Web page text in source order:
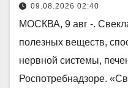
09.08.2026 02:40
МОСКВА, 9 авг -.
полезных веществ,
нервной системы,
Роспотребнадзоре.